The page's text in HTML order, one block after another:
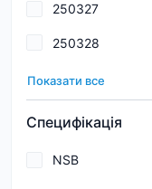
179
181
184
250327
250328
250329
Показати все
Специфікація
NSB